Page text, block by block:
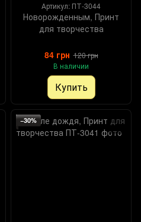
Артикул: ПТ-3044
Новорожденным, Принт
для творчества
84 грн 120 грн
В наличии
Купить
−30%